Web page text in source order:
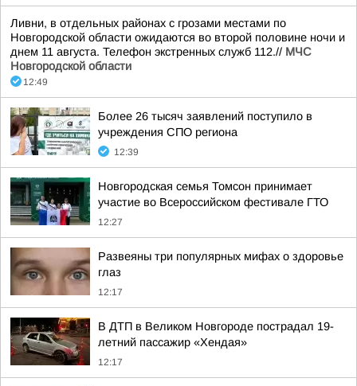
Ливни, в отдельных районах с грозами местами по
Новгородской области ожидаются во второй половине ночи и
днем 11 августа. Телефон экстренных служб 112.// МЧС
Новгородской области
12:49
Более 26 тысяч заявлений поступило в
учреждения СПО региона
12:39
Новгородская семья Томсон принимает
участие во Всероссийском фестивале ГТО
12:27
Развеяны три популярных мифах о здоровье
глаз
12:17
В ДТП в Великом Новгороде пострадал 19-
летний пассажир «Хендая»
12:17